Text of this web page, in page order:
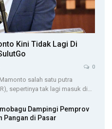
Kini Tidak Lagi Di
0
salah satu putra
sepertinya tak lagi masuk di…
Dampingi Pemprov
Pangan di Pasar